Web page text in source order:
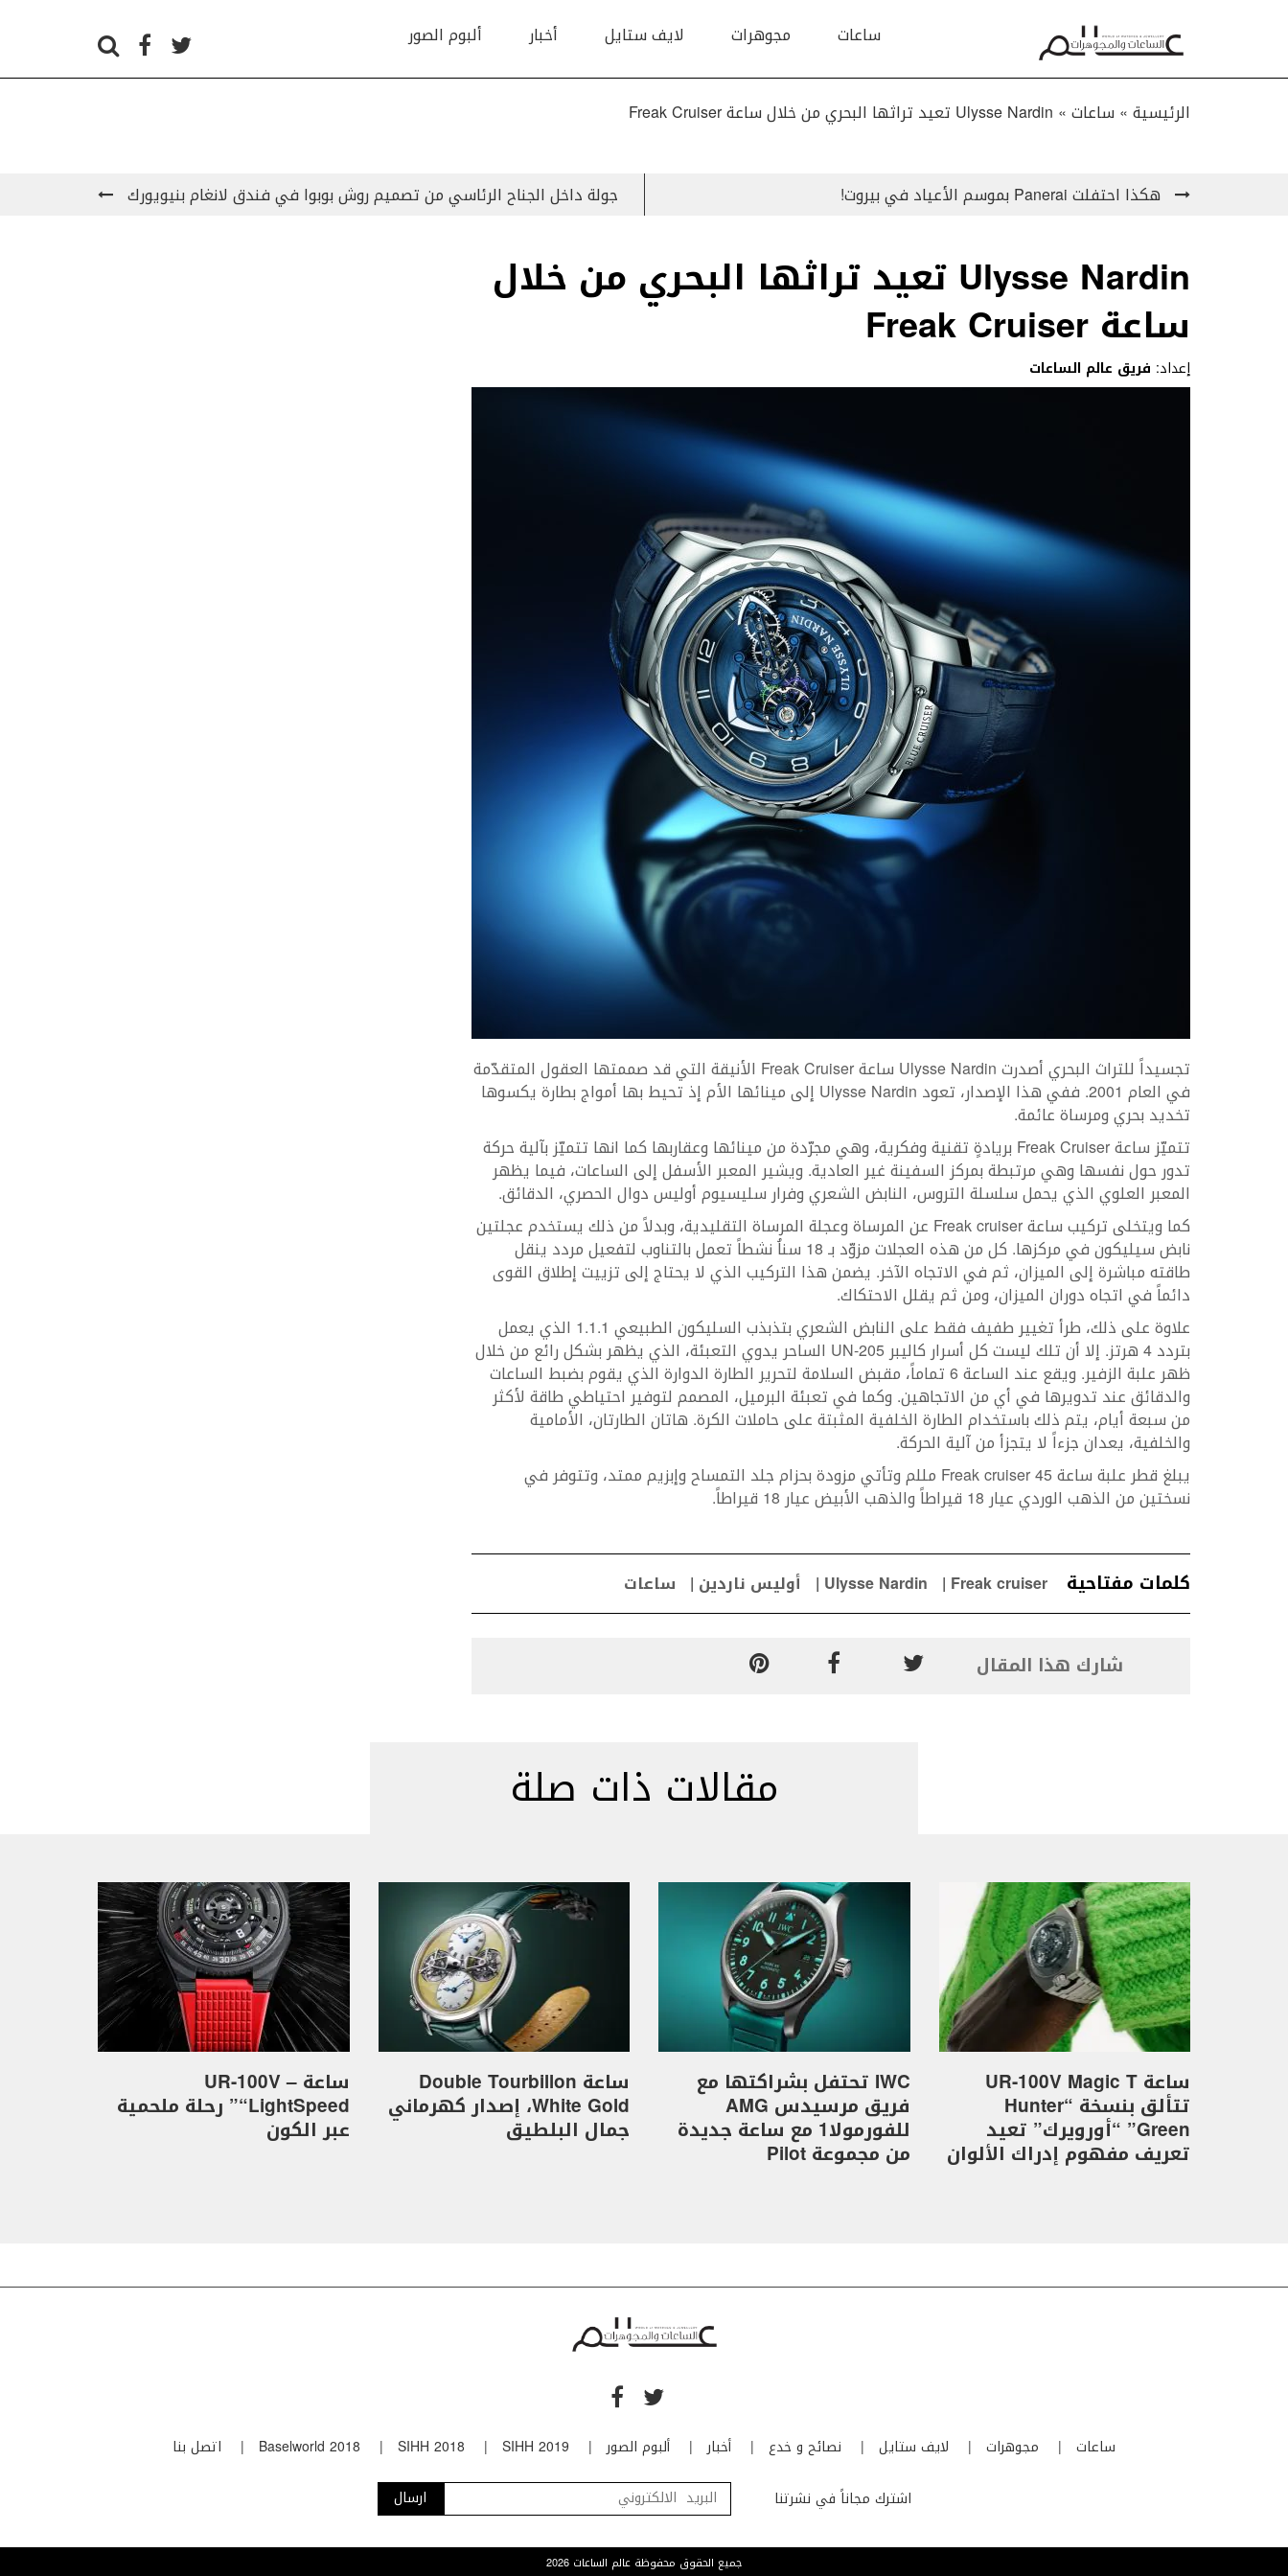
ساعات مجوهرات لايف ستايل أخبار ألبوم الصور
الرئيسية » ساعات» Ulysse Nardin تعيد تراثها البحري من خلال ساعة Freak Cruiser
هكذا احتفلت Panerai بموسم الأعياد في بيروت! جولة داخل الجناح الرئاسي من تصميم روش بوبوا في فندق لانغام بنيويورك
Ulysse Nardin تعيد تراثها البحري من خلال
ساعة Freak Cruiser
إعداد: فريق عالم الساعات
تجسيداً للتراث البحري أصدرت Ulysse Nardin ساعة Freak Cruiser الأنيقة التي قد صممتها العقول المتقدّمة
في العام 2001. ففي هذا الإصدار، تعود Ulysse Nardin إلى مينائها الأم إذ تحيط بها أمواج بطارة يكسوها
تخديد بحري ومرساة عائمة.
تتميّز ساعة Freak Cruiser بريادةٍ تقنية وفكرية، وهي مجرّدة من مينائها وعقاربها كما انها تتميّز بآلية حركة
تدور حول نفسها وهي مرتبطة بمركز السفينة غير العادية. ويشير المعبر الأسفل إلى الساعات، فيما يظهر
المعبر العلوي الذي يحمل سلسلة التروس، النابض الشعري وفرار سليسيوم أوليس دوال الحصري، الدقائق.
كما ويتخلى تركيب ساعة Freak cruiser عن المرساة وعجلة المرساة التقليدية، وبدلاً من ذلك يستخدم عجلتين
نابض سيليكون في مركزها. كل من هذه العجلات مزوّد بـ 18 سناُ نشطاً تعمل بالتناوب لتفعيل مردد ينقل
طاقته مباشرة إلى الميزان، ثم في الاتجاه الآخر. يضمن هذا التركيب الذي لا يحتاج إلى تزييت إطلاق القوى
دائماً في اتجاه دوران الميزان، ومن ثم يقلل الاحتكاك.
علاوة على ذلك، طرأ تغيير طفيف فقط على النابض الشعري بتذبذب السليكون الطبيعي 1.1.1 الذي يعمل
بتردد 4 هرتز. إلا أن تلك ليست كل أسرار كاليبر UN-205 الساحر يدوي التعبئة، الذي يظهر بشكل رائع من خلال
ظهر علبة الزفير. ويقع عند الساعة 6 تماماً، مقبض السلامة لتحرير الطارة الدوارة الذي يقوم بضبط الساعات
والدقائق عند تدويرها في أي من الاتجاهين. وكما في تعبئة البرميل، المصمم لتوفير احتياطي طاقة لأكثر
من سبعة أيام، يتم ذلك باستخدام الطارة الخلفية المثبتة على حاملات الكرة. هاتان الطارتان، الأمامية
والخلفية، يعدان جزءاً لا يتجزأ من آلية الحركة.
يبلغ قطر علبة ساعة Freak cruiser 45 مللم وتأتي مزودة بحزام جلد التمساح وإبزيم ممتد، وتتوفر في
نسختين من الذهب الوردي عيار 18 قيراطاً والذهب الأبيض عيار 18 قيراطاً.
كلمات مفتاحية Freak cruiser
Ulysse Nardin أوليس ناردين ساعات
شارك هذا المقال
مقالات ذات صلة
ساعة UR-100V Magic T
تتألق بنسخة “Hunter
Green” “أورويرك” تعيد
تعريف مفهوم إدراك الألوان
IWC تحتفل بشراكتها مع
فريق مرسيدس AMG
للفورمولا1 مع ساعة جديدة
من مجموعة Pilot
ساعة Double Tourbillon
White Gold، إصدار كهرماني
جمال البلطيق
ساعة UR-100V –
“LightSpeed” رحلة ملحمية
عبر الكون
ساعات مجوهرات لايف ستايل نصائح و خدع أخبار ألبوم الصور SIHH 2019
SIHH 2018
Baselworld 2018
اتصل بنا
اشترك مجاناً في نشرتنا
جميع الحقوق محفوظة عالم الساعات 2026